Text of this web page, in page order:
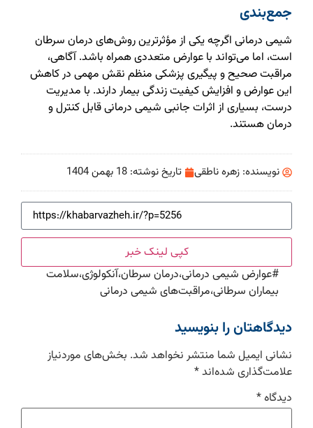
جمع‌بندی
شیمی درمانی اگرچه یکی از مؤثرترین روش‌های درمان سرطان
است، اما می‌تواند با عوارض متعددی همراه باشد. آگاهی،
مراقبت صحیح و پیگیری پزشکی منظم نقش مهمی در کاهش
این عوارض و افزایش کیفیت زندگی بیمار دارند. با مدیریت
درست، بسیاری از اثرات جانبی شیمی درمانی قابل کنترل و
درمان هستند.
نویسنده: زهره ناطقی تاریخ نوشته: 18 بهمن 1404
کپی لینک خبر
#عوارض شیمی درمانی،درمان سرطان،آنکولوژی،سلامت
بیماران سرطانی،مراقبت‌های شیمی درمانی
دیدگاهتان را بنویسید
نشانی ایمیل شما منتشر نخواهد شد. بخش‌های موردنیاز
علامت‌گذاری شده‌اند*
دیدگاه*